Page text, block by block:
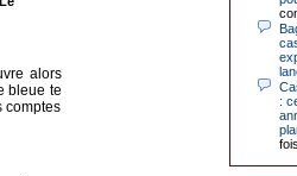
alors
bleue te
comptes
Le plus
de 20 ans
31-03-
Série de
Gujan-
été
:
fois